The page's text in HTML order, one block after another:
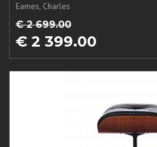
Eames, Charles
€ 2 699.00
€ 2 399.00